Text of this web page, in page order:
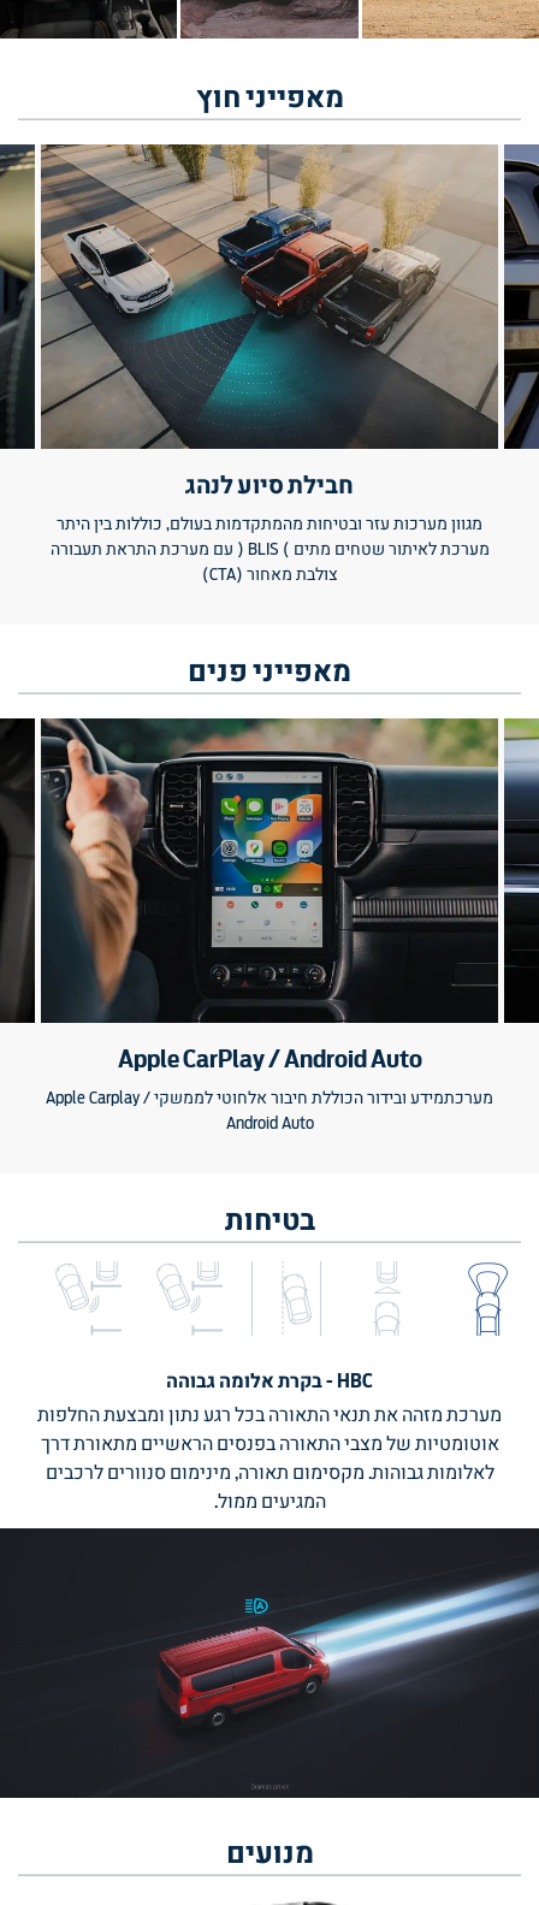
מאפייניחוץ
חבילת סיוע לנהג
מגוון מערכות עזר ובטיחות מהמתקדמות בעולם, כוללות בין היתר
מערכת לאיתור שטחים מתים ) BLIS ( עם מערכת התראת תעבורה
צולבת מאחור (CTA)
מאפייניפנים
Apple CarPlay / Android Auto
מערכתמידע ובידור הכוללת חיבור אלחוטי לממשקי Apple Carplay /
Android Auto
בטיחות
HBC - בקרת אלומה גבוהה
מערכת מזהה את תנאי התאורה בכל רגע נתון ומבצעת החלפות
אוטומטיות של מצבי התאורה בפנסים הראשיים מתאורת דרך
לאלומות גבוהות. מקסימום תאורה, מינימום סנוורים לרכבים
המגיעים ממול.
מנועים